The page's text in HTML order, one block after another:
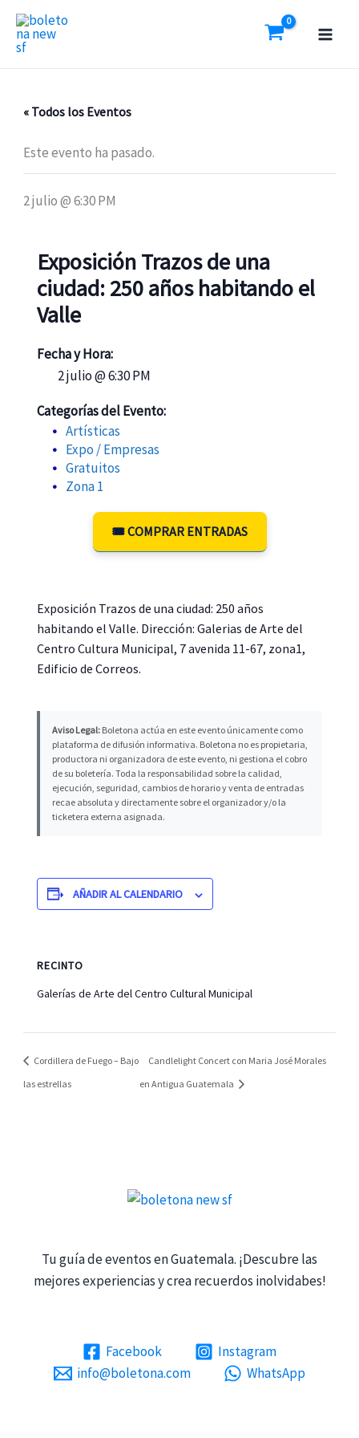
contenido
« Todos los Eventos
Este evento ha pasado.
2 julio @ 6:30 PM
Exposición Trazos de una
ciudad: 250 años habitando el
Valle
Fecha y Hora:
2 julio @ 6:30 PM
Categorías del Evento:
Artísticas
Expo / Empresas
Gratuitos
Zona 1
🎟️ COMPRAR ENTRADAS
Exposición Trazos de una ciudad: 250 años
habitando el Valle. Dirección: Galerias de Arte del
Centro Cultura Municipal, 7 avenida 11-67, zona1,
Edificio de Correos.
Aviso Legal: Boletona actúa en este evento únicamente como
plataforma de difusión informativa. Boletona no es propietaria,
productora ni organizadora de este evento, ni gestiona el cobro
de su boletería. Toda la responsabilidad sobre la calidad,
ejecución, seguridad, cambios de horario y venta de entradas
recae absoluta y directamente sobre el organizador y/o la
ticketera externa asignada.
AÑADIR AL CALENDARIO
RECINTO
Galerías de Arte del Centro Cultural Municipal
Cordillera de Fuego – Bajo
las estrellas
Candlelight Concert con Maria José Morales
en Antigua Guatemala
Tu guía de eventos en Guatemala. ¡Descubre las
mejores experiencias y crea recuerdos inolvidabes!
Facebook
Instagram
info@boletona.com
WhatsApp